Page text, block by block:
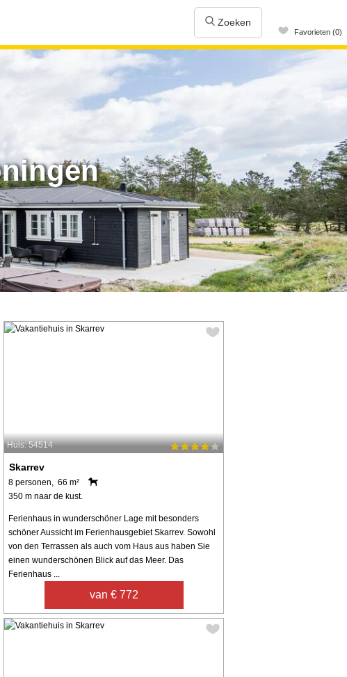
Zoeken
Favorieten (0)
Huis: 54514
Skarrev
8 personen, 66 m²
350 m naar de kust.
Ferienhaus in wunderschöner Lage mit besonders
schöner Aussicht im Ferienhausgebiet Skarrev. Sowohl
von den Terrassen als auch vom Haus aus haben Sie
einen wunderschönen Blick auf das Meer. Das
Ferienhaus ...
van € 772